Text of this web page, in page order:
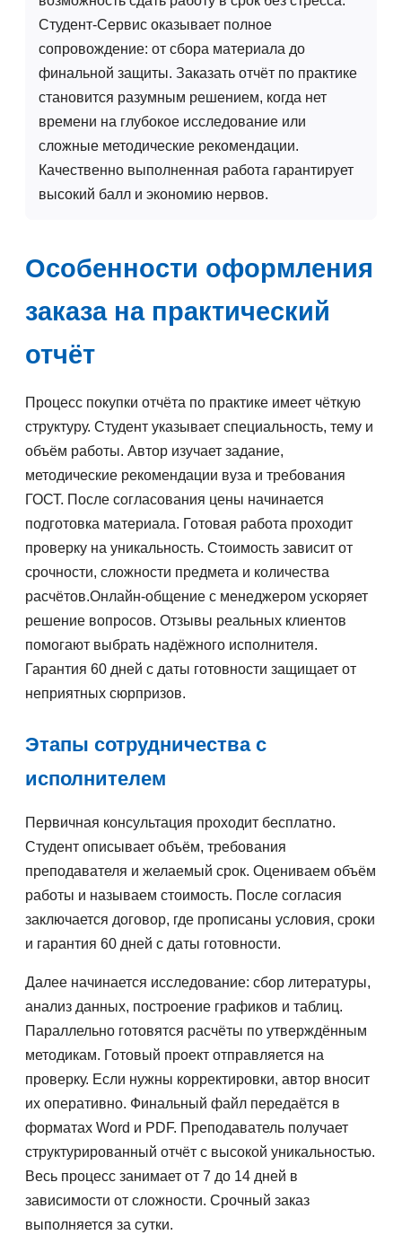
Студент-Сервис оказывает полное
сопровождение: от сбора материала до
финальной защиты. Заказать отчёт по практике
становится разумным решением, когда нет
времени на глубокое исследование или
сложные методические рекомендации.
Качественно выполненная работа гарантирует
высокий балл и экономию нервов.
Особенности оформления
заказа на практический
отчёт
Процесс покупки отчёта по практике имеет чёткую
структуру. Студент указывает специальность, тему и
объём работы. Автор изучает задание,
методические рекомендации вуза и требования
ГОСТ. После согласования цены начинается
подготовка материала. Готовая работа проходит
проверку на уникальность. Стоимость зависит от
срочности, сложности предмета и количества
расчётов.Онлайн-общение с менеджером ускоряет
решение вопросов. Отзывы реальных клиентов
помогают выбрать надёжного исполнителя.
Гарантия 60 дней с даты готовности защищает от
неприятных сюрпризов.
Этапы сотрудничества с
исполнителем
Первичная консультация проходит бесплатно.
Студент описывает объём, требования
преподавателя и желаемый срок. Оцениваем объём
работы и называем стоимость. После согласия
заключается договор, где прописаны условия, сроки
и гарантия 60 дней с даты готовности.
Далее начинается исследование: сбор литературы,
анализ данных, построение графиков и таблиц.
Параллельно готовятся расчёты по утверждённым
методикам. Готовый проект отправляется на
проверку. Если нужны корректировки, автор вносит
их оперативно. Финальный файл передаётся в
форматах Word и PDF. Преподаватель получает
структурированный отчёт с высокой уникальностью.
Весь процесс занимает от 7 до 14 дней в
зависимости от сложности. Срочный заказ
выполняется за сутки.